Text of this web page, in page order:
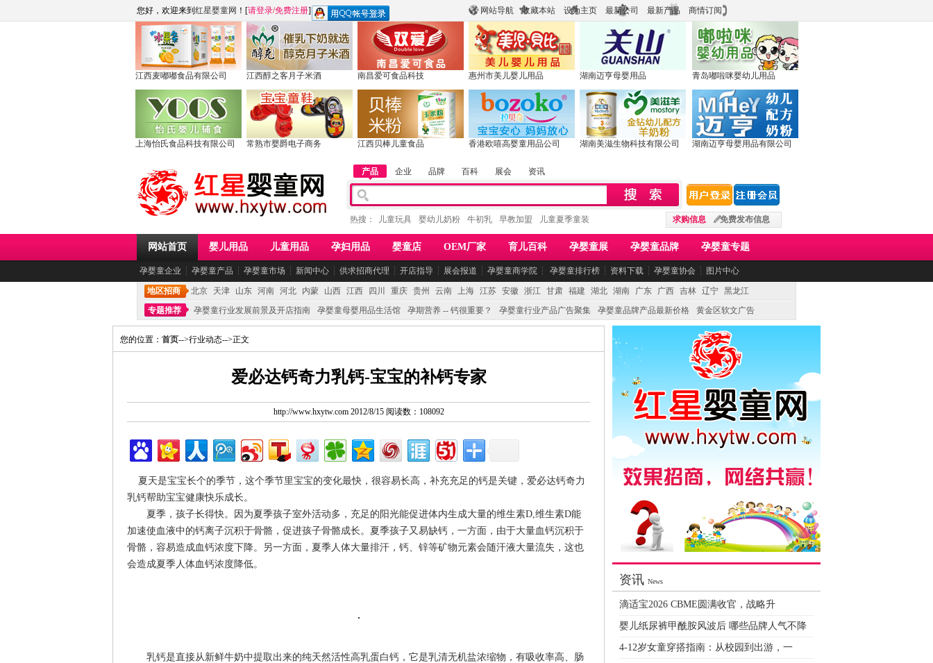
网站导航 收藏本站 设为主页 最新公司 最新产品 商情订阅
您好，欢迎来到 红星婴童网 ！[请登录/免费注册]
江西麦嘟嘟食品有限公司 江西醇之客月子米酒 南昌爱可食品科技 惠州市美儿婴儿用品 湖南迈亨母婴用品 青岛嘟啦咪婴幼儿用品
上海怡氏食品科技有限公司 常熟市婴爵电子商务 江西贝棒儿童食品 香港欧嘻高婴童用品公司 湖南美滋生物科技有限公司 湖南迈亨母婴用品有限公司
产品 企业 品牌 百科 展会 资讯
求购信息 免费发布信息
热搜： 儿童玩具 婴幼儿奶粉 牛初乳 早教加盟 儿童夏季童装
网站首页 婴儿用品 儿童用品 孕妇用品 婴童店 OEM厂家 育儿百科 孕婴童展 孕婴童品牌 孕婴童专题
孕婴童企业 ┆ 孕婴童产品 ┆ 孕婴童市场 ┆ 新闻中心 ┆ 供求招商代理 ┆ 开店指导 ┆ 展会报道 ┆ 孕婴童商学院 ┆ 孕婴童排行榜 ┆ 资料下载 ┆ 孕婴童协会 ┆ 图片中心
地区招商 北京 天津 山东 河南 河北 内蒙 山西 江西 四川 重庆 贵州 云南 上海 江苏 安徽 浙江 甘肃 福建 湖北 湖南 广东 广西 吉林 辽宁 黑龙江
专题推荐
孕婴童行业发展前景及开店指南 孕婴童母婴用品生活馆 孕期营养 -- 钙很重要？ 孕婴童行业产品广告聚集 孕婴童品牌产品最新价格 黄金区软文广告
您的位置： 首页-->行业动态-->正文
爱必达钙奇力乳钙-宝宝的补钙专家
http://www.hxytw.com 2012/8/15 阅读数：108092
夏天是宝宝长个的季节，这个季节里宝宝的变化最快，很容易长高，补充充足的钙是关键，爱必达钙奇力
乳钙帮助宝宝健康快乐成长。
夏季，孩子长得快。因为夏季孩子室外活动多，充足的阳光能促进体内生成大量的维生素D,维生素D能
加速使血液中的钙离子沉积于骨骼，促进孩子骨骼成长。夏季孩子又易缺钙，一方面，由于大量血钙沉积于
骨骼，容易造成血钙浓度下降。另一方面，夏季人体大量排汗，钙、锌等矿物元素会随汗液大量流失，这也
会造成夏季人体血钙浓度降低。
乳钙是直接从新鲜牛奶中提取出来的纯天然活性高乳蛋白钙，它是乳清无机盐浓缩物，有吸收率高、肠
资讯 News
滴适宝2026 CBME圆满收官，战略升
婴儿纸尿裤甲酰胺风波后 哪些品牌人气不降
4-12岁女童穿搭指南：从校园到出游，一